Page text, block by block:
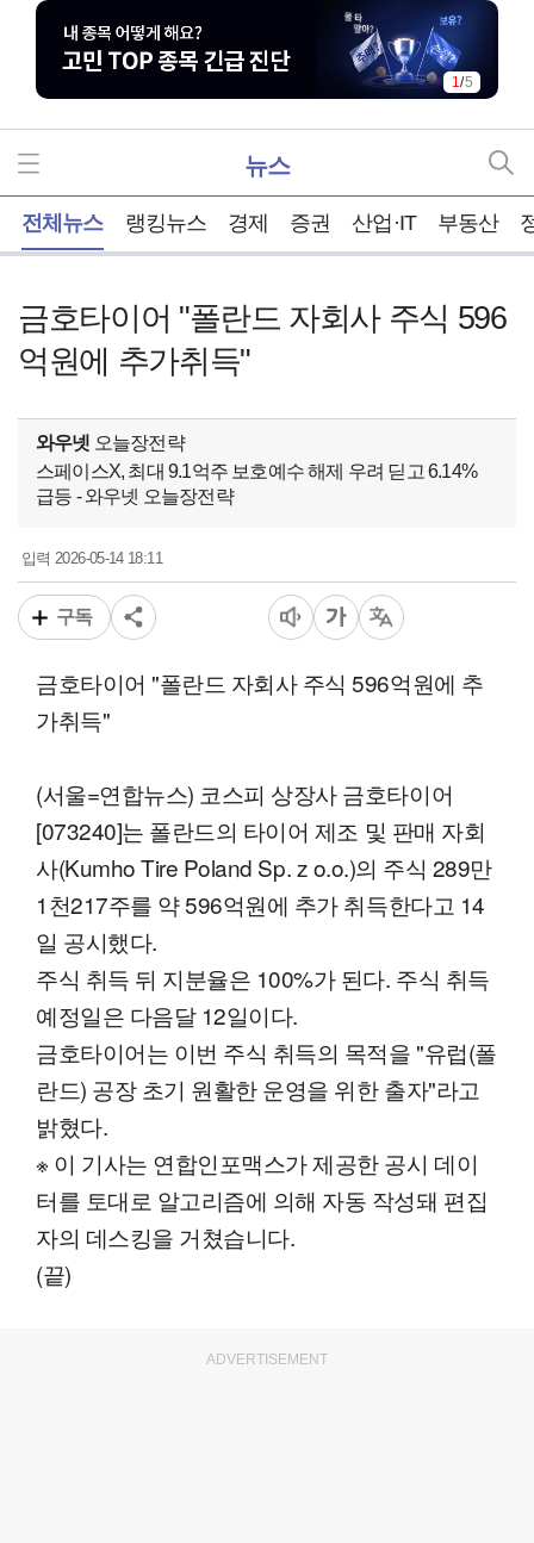
1/5
뉴스
전체뉴스 랭킹뉴스 경제 증권 산업·IT 부동산
금호타이어 "폴란드 자회사 주식 596
억원에 추가취득"
와우넷 오늘장전략
스페이스X, 최대 9.1억주 보호예수 해제 우려 딛고 6.14%
급등 - 와우넷 오늘장전략
입력2026-05-14 18:11
구독
금호타이어 "폴란드 자회사 주식 596억원에 추
가취득"
(서울=연합뉴스) 코스피 상장사 금호타이어
[073240]는 폴란드의 타이어 제조 및 판매 자회
사(Kumho Tire Poland Sp. z o.o.)의 주식 289만
1천217주를 약 596억원에 추가 취득한다고 14
일 공시했다.
주식 취득 뒤 지분율은 100%가 된다. 주식 취득
예정일은 다음달 12일이다.
금호타이어는 이번 주식 취득의 목적을 "유럽(폴
란드) 공장 초기 원활한 운영을 위한 출자"라고
밝혔다.
※ 이 기사는 연합인포맥스가 제공한 공시 데이
터를 토대로 알고리즘에 의해 자동 작성돼 편집
자의 데스킹을 거쳤습니다.
(끝)
ADVERTISEMENT